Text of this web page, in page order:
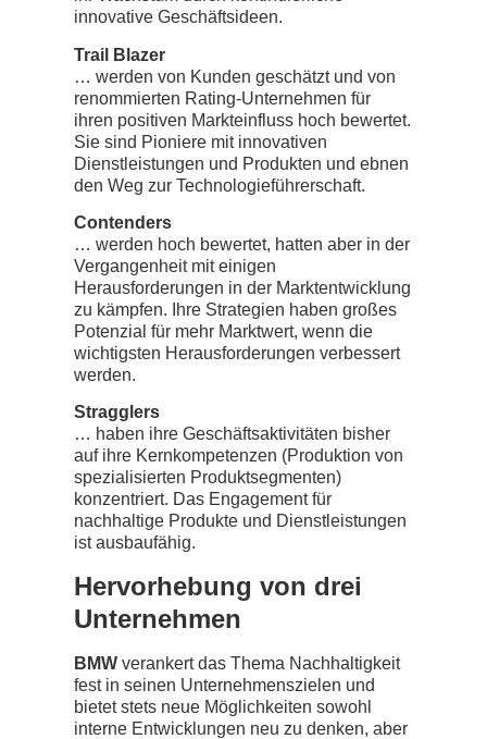
innovative Geschäftsideen.
Trail Blazer
… werden von Kunden geschätzt und von
renommierten Rating-Unternehmen für
ihren positiven Markteinfluss hoch bewertet.
Sie sind Pioniere mit innovativen
Dienstleistungen und Produkten und ebnen
den Weg zur Technologieführerschaft.
Contenders
… werden hoch bewertet, hatten aber in der
Vergangenheit mit einigen
Herausforderungen in der Marktentwicklung
zu kämpfen. Ihre Strategien haben großes
Potenzial für mehr Marktwert, wenn die
wichtigsten Herausforderungen verbessert
werden.
Stragglers
… haben ihre Geschäftsaktivitäten bisher
auf ihre Kernkompetenzen (Produktion von
spezialisierten Produktsegmenten)
konzentriert. Das Engagement für
nachhaltige Produkte und Dienstleistungen
ist ausbaufähig.
Hervorhebung von drei
Unternehmen
BMW verankert das Thema Nachhaltigkeit
fest in seinen Unternehmenszielen und
bietet stets neue Möglichkeiten sowohl
interne Entwicklungen neu zu denken, aber